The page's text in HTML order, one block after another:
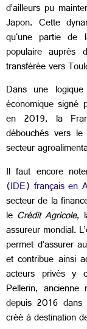
d’ailleurs pu
Japon. Cette
qu'une partie de
populaire auprès
transférée vers
Dans une
économique signé
en 2019, la
débouchés vers
secteur
Il faut encore
(IDE) français en
secteur de la
le Crédit Agricole,
assureur mondial.
permet d’assurer
et contribue ainsi
acteurs privés y
Pellerin, ancienne
depuis 2016 dans
créé à destination